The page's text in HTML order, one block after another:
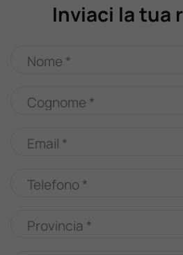
Inviaci la tua
Nome *
Cognome *
Email *
Telefono *
Provincia *